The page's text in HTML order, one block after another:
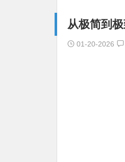
从极简到
01-20-2026